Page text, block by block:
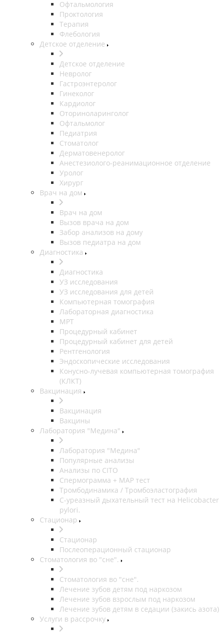
Офтальмология
Проктология
Терапия
Флебология
Детское отделение
Детское отделение
Невролог
Гастроэнтеролог
Гинеколог
Кардиолог
Оториноларинголог
Офтальмолог
Педиатрия
Стоматолог
Дерматовенеролог
Анестезиолого-реанимационное отделение
Уролог
Хирург
Врач на дом
Врач на дом
Вызов врача на дом
Забор анализов на дому
Вызов педиатра на дом
Диагностика
Диагностика
УЗ исследования
УЗ исследования для детей
Компьютерная томография
Лабораторная диагностика
МРТ
Процедурный кабинет
Процедурный кабинет для детей
Рентгенология
Эндоскопические исследования
Конусно-лучевая компьютерная томография
(КЛКТ)
Вакцинация
Вакцинация
Вакцины
Лаборатория "Медина"
Лаборатория "Медина"
Популярные анализы
Анализы по CITO
Спермограмма + МАР тест
Тромбодинамика / Тромбоэластография
С-уреазный дыхательный тест на Helicobacter
pylori.
Стационар
Стационар
Послеоперационный стационар
Стоматология во "сне".
Стоматология во "сне".
Лечение зубов детям под наркозом
Лечение зубов взрослым под наркозом
Лечение зубов детям в седации (закись азота)
Услуги в рассрочку